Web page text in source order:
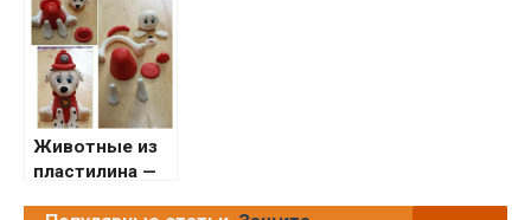
Животные из
пластилина —